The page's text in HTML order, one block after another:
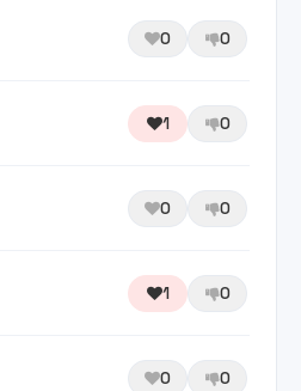
0 0
1 0
0 0
1 0
0 0